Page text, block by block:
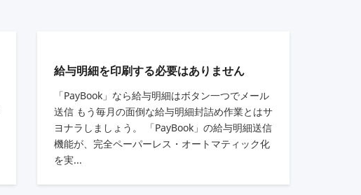
給与明細を印刷する必要はありません
「PayBook」なら給与明細はボタン一つでメール
送信 もう毎月の面倒な給与明細封詰め作業とはサ
ヨナラしましょう。 「PayBook」の給与明細送信
機能が、完全ペーパーレス・オートマティック化
を実...